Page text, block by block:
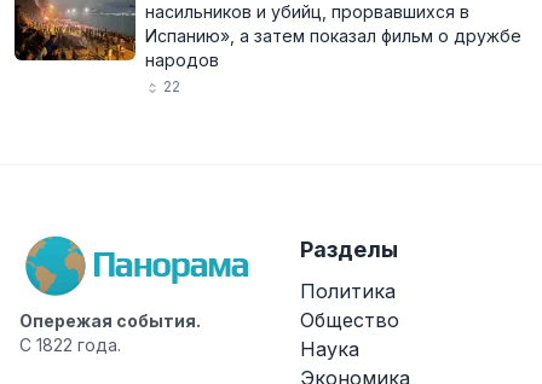
насильников и убийц, прорвавшихся в
Испанию», а затем показал фильм о дружбе
народов
22
Опережая события.
С 1822 года.
Разделы
Политика
Общество
Наука
Экономика